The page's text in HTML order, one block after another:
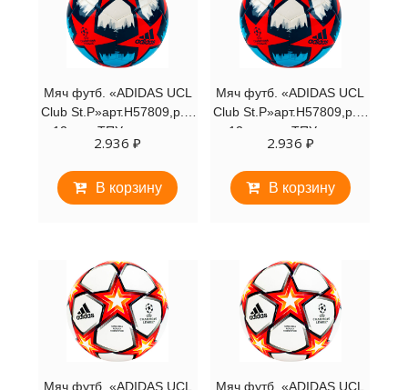
Мяч футб. «ADIDAS UCL
Club St.P»арт.H57809,р.4,
12п, гл.ТПУ, маш. сш,
красно-бело-синий
2.936₽
В корзину
Мяч футб. «ADIDAS UCL
Club St.P»арт.H57809,р.5,
12 пан, гл.ТПУ, маш.
сш,красно-бело-синий
2.936 ₽
В корзину
Мяч футб. «ADIDAS UCL Мяч футб. «ADIDAS UCL